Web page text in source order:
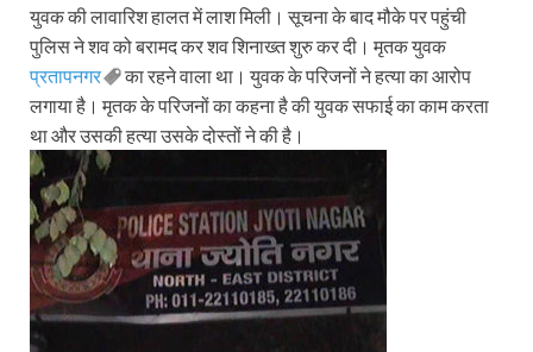
युवक की लावारिश हालत में लाश मिली। सूचना के बाद मौके पर पहुंची
पुलिस ने शव को बरामद कर शव शिनाख्त शुरु कर दी। मृतक युवक
प्रतापनगर
का रहने वाला था। युवक के परिजनों ने हत्या का आरोप
लगाया है। मृतक के परिजनों का कहना है की युवक सफाई का काम करता
था और उसकी हत्या उसके दोस्तों ने की है।